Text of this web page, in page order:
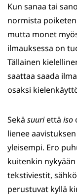
Kun sanaa tai
normista
mutta monet
ilmauksessa on
Tällainen
saattaa saada
osaksi
Sekä suuriettä iso
lienee
yleisempi. Ero
kuitenkin
tekstiviestit,
perustuvat kyllä